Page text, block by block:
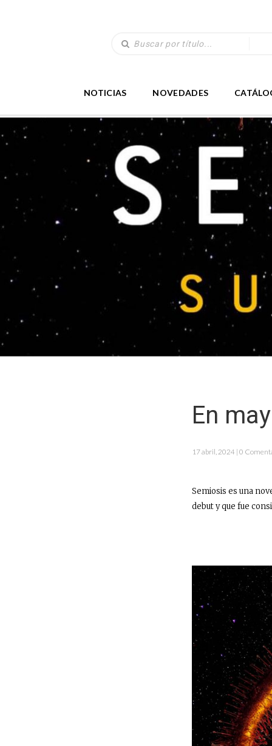
NOTICIAS NOVEDADES
En
17 abril, 2024 | 0
Semiosis es una
debut y que fue